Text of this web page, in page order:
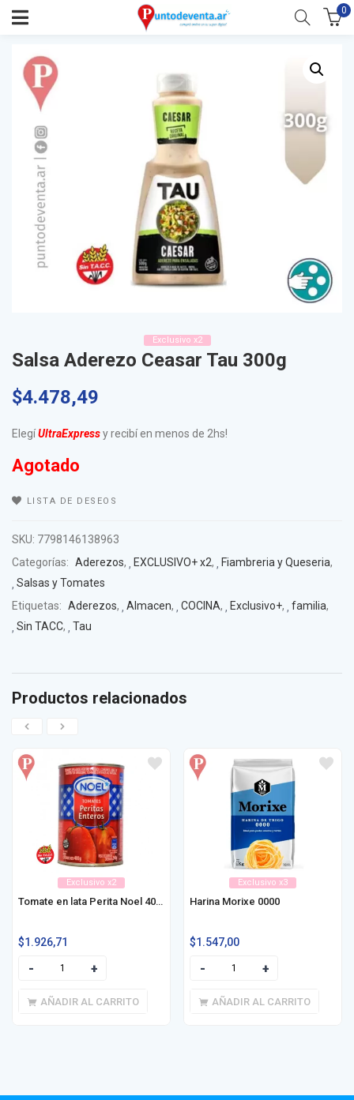
0
Exclusivo x2
Salsa Aderezo Ceasar Tau 300g
$4.478,49
ElegíUltraExpressy recibí en menos de 2hs!
Agotado
LISTA DE DESEOS
SKU: 7798146138963
Categorías: Aderezos, EXCLUSIVO+ x2, Fiambreria y Queseria,
Salsas y Tomates
Etiquetas: Aderezos, Almacen, COCINA, Exclusivo+, familia,
Sin TACC, Tau
Productos relacionados
Exclusivo x2
Tomate en lata Perita Noel 400g
$1.926,71
AÑADIR AL CARRITO
Exclusivo x3
Harina Morixe 0000
$1.547,00
AÑADIR AL CARRITO